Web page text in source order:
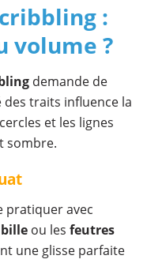
:
volume ?
demande de
traits influence la
et les lignes
sombre.
pratiquer avec
ou les feutres
une glisse parfaite